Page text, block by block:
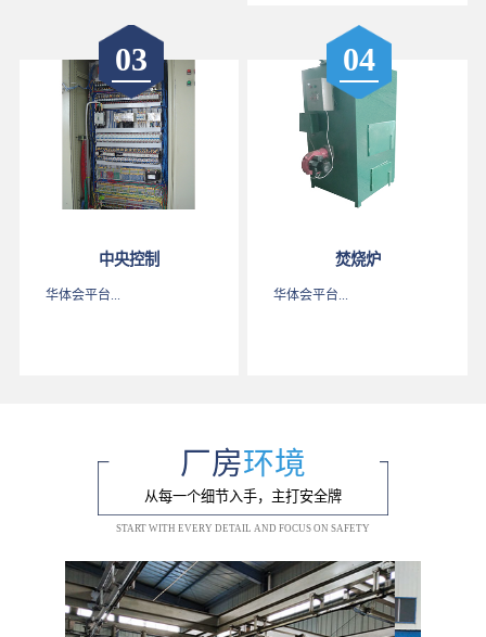
03
中央控制
华体会平台...
04
焚烧炉
华体会平台...
厂房环境
从每一个细节入手，主打安全牌
START WITH EVERY DETAIL AND FOCUS ON SAFETY